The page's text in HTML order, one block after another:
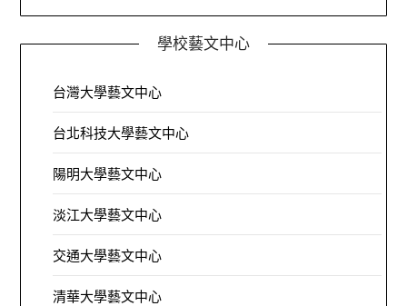
學校藝文中心
台灣大學藝文中心
台北科技大學藝文中心
陽明大學藝文中心
淡江大學藝文中心
交通大學藝文中心
清華大學藝文中心